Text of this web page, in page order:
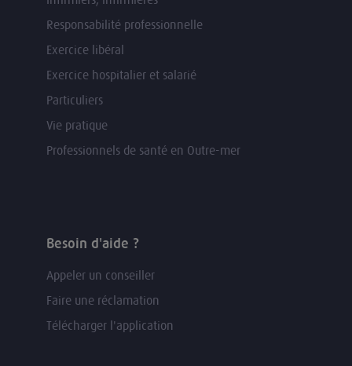
Responsabilité professionnelle
Exercice libéral
Exercice hospitalier et salarié
Particuliers
Vie pratique
Professionnels de santé en Outre-mer
Besoin d'aide ?
Appeler un conseiller
Faire une réclamation
Télécharger l'application